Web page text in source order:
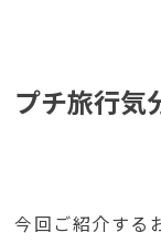
プチ旅行気
今回ご紹介する